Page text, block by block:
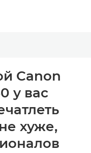
Canon
у вас
хуже,